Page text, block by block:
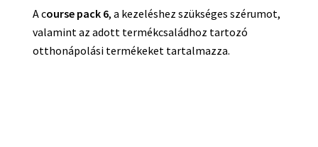
A course pack 6, a kezeléshez szükséges szérumot,
valamint az adott termékcsaládhoz tartozó
otthonápolási termékeket tartalmazza.